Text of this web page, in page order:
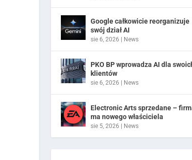
Google całkowicie reorganizuje
swój dział AI
sie 6, 2026 | News
PKO BP wprowadza AI dla
klientów
sie 6, 2026 | News
Electronic Arts sprzedane –
ma nowego właściciela
sie 5, 2026 | News